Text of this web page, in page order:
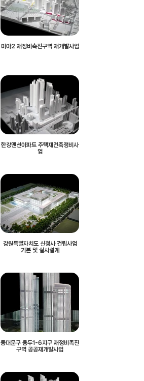
미아2 재정비촉진구역 재개발사업
한강맨션아파트 주택재건축정비사
업
강원특별자치도 신청사 건립사업
기본 및 실시설계
동대문구 용두1-6지구 재정비촉진
구역 공공재개발사업
확대모형